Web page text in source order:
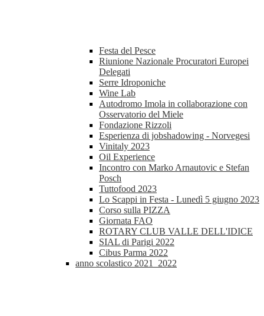
Festa del Pesce
Riunione Nazionale Procuratori Europei
Delegati
Serre Idroponiche
Wine Lab
Autodromo Imola in collaborazione con
Osservatorio del Miele
Fondazione Rizzoli
Esperienza di jobshadowing - Norvegesi
Vinitaly 2023
Oil Experience
Incontro con Marko Arnautovic e Stefan
Posch
Tuttofood 2023
Lo Scappi in Festa - Lunedì 5 giugno 2023
Corso sulla PIZZA
Giornata FAO
ROTARY CLUB VALLE DELL'IDICE
SIAL di Parigi 2022
Cibus Parma 2022
anno scolastico 2021_2022